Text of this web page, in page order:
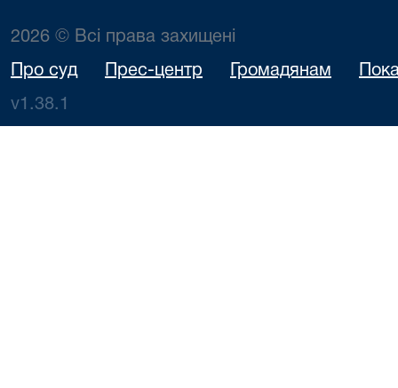
2026 © Всі права захищені
Про суд Прес-центр Громадянам
v1.38.1